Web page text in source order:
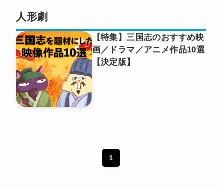
人形劇
【特集】三国志のおすすめ映
画／ドラマ／アニメ作品10選
【決定版】
1